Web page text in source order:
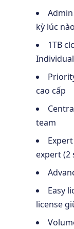
kỳ lúc nào
1TB
cao cấp
team
expert (2
Easy
license